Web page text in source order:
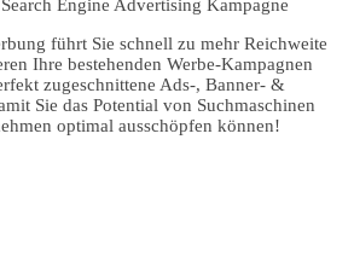
Engine Advertising Kampagne
führt Sie schnell zu mehr Reichweite
Ihre bestehenden Werbe-Kampagnen
zugeschnittene Ads-, Banner- &
Sie das Potential von Suchmaschinen
optimal ausschöpfen können!